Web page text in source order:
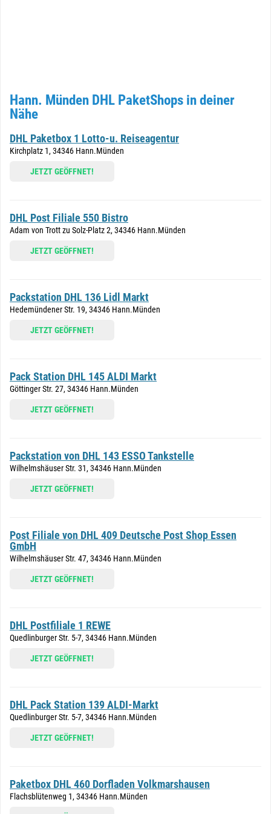
Hann. Münden DHL PaketShops in deiner
Nähe
DHL Paketbox 1 Lotto-u. Reiseagentur
Kirchplatz 1, 34346 Hann.Münden
JETZT GEÖFFNET!
DHL Post Filiale 550 Bistro
Adam von Trott zu Solz-Platz 2, 34346 Hann.Münden
JETZT GEÖFFNET!
Packstation DHL 136 Lidl Markt
Hedemündener Str. 19, 34346 Hann.Münden
JETZT GEÖFFNET!
Pack Station DHL 145 ALDI Markt
Göttinger Str. 27, 34346 Hann.Münden
JETZT GEÖFFNET!
Packstation von DHL 143 ESSO Tankstelle
Wilhelmshäuser Str. 31, 34346 Hann.Münden
JETZT GEÖFFNET!
Post Filiale von DHL 409 Deutsche Post Shop Essen
GmbH
Wilhelmshäuser Str. 47, 34346 Hann.Münden
JETZT GEÖFFNET!
DHL Postfiliale 1 REWE
Quedlinburger Str. 5-7, 34346 Hann.Münden
JETZT GEÖFFNET!
DHL Pack Station 139 ALDI-Markt
Quedlinburger Str. 5-7, 34346 Hann.Münden
JETZT GEÖFFNET!
Paketbox DHL 460 Dorfladen Volkmarshausen
Flachsblütenweg 1, 34346 Hann.Münden